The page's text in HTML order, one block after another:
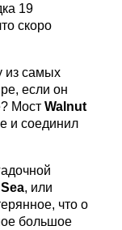
19
скоро
из самых
если он
МостWalnut
и соединил
Sea, или
что о
большое